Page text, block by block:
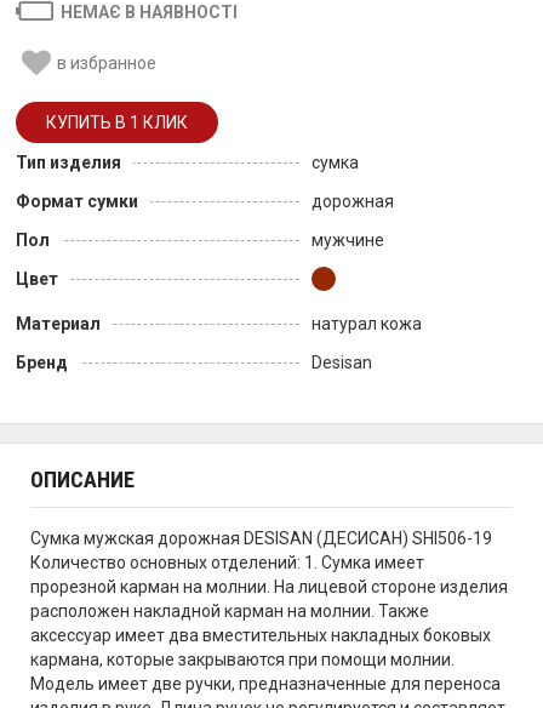
НЕМАЄ В НАЯВНОСТІ
в избранное
Тип изделия
сумка
Формат сумки
дорожная
Пол
мужчине
Цвет
Материал
натурал кожа
Бренд
Desisan
ОПИСАНИЕ
Сумка мужская дорожная DESISAN (ДЕСИСАН) SHI506-19
Количество основных отделений: 1. Сумка имеет
прорезной карман на молнии. На лицевой стороне изделия
расположен накладной карман на молнии. Также
аксессуар имеет два вместительных накладных боковых
кармана, которые закрываются при помощи молнии.
Модель имеет две ручки, предназначенные для переноса